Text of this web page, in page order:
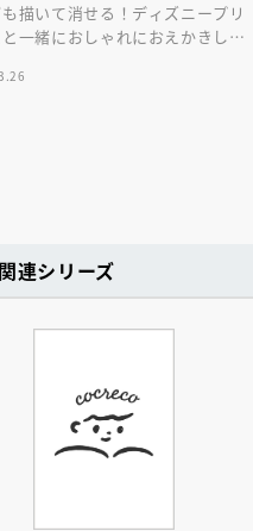
描いて消せる！ディズニープリ
一緒におしゃれにおえかきしま
もかける
関連シリーズ